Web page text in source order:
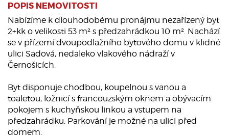
POPIS NEMOVITOSTI
Nabízíme k dlouhodobému pronájmu nezařízený byt
2+kk o velikosti 53 m² s předzahrádkou 10 m². Nachází
se v přízemí dvoupodlažního bytového domu v klidné
ulici Sadová, nedaleko vlakového nádraží v
Černošicích.
Byt disponuje chodbou, koupelnou s vanou a
toaletou, ložnicí s francouzským oknem a obývacím
pokojem s kuchyňskou linkou a vstupem na
předzahrádku. Parkování je možné na ulici před
domem.